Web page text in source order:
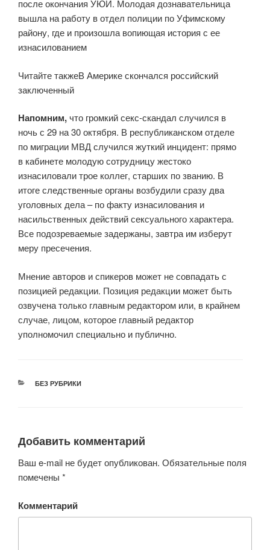
после окончания УЮИ. Молодая дознавательница
вышла на работу в отдел полиции по Уфимскому
району, где и произошла вопиющая история с ее
изнасилованием
Читайте такжеВ Америке скончался российский
заключенный
Напомним, что громкий секс-скандал случился в
ночь с 29 на 30 октября. В республиканском отделе
по миграции МВД случился жуткий инцидент: прямо
в кабинете молодую сотрудницу жестоко
изнасиловали трое коллег, старших по званию. В
итоге следственные органы возбудили сразу два
уголовных дела – по факту изнасилования и
насильственных действий сексуального характера.
Все подозреваемые задержаны, завтра им изберут
меру пресечения.
Мнение авторов и спикеров может не совпадать с
позицией редакции. Позиция редакции может быть
озвучена только главным редактором или, в крайнем
случае, лицом, которое главный редактор
уполномочил специально и публично.
РУБРИКИ
БЕЗ РУБРИКИ
Добавить комментарий
Ваш e-mail не будет опубликован. Обязательные поля
помечены *
Комментарий